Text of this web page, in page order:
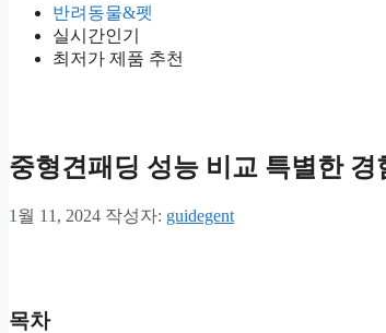
반려동물&펫
실시간인기
최저가 제품 추천
중형견패딩 성능 비교 특별한 경
1월 11, 2024 작성자: guidegent
목차